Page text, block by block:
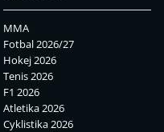
MMA
Fotbal 2026/27
Hokej 2026
Tenis 2026
F1 2026
Atletika 2026
Cyklistika 2026